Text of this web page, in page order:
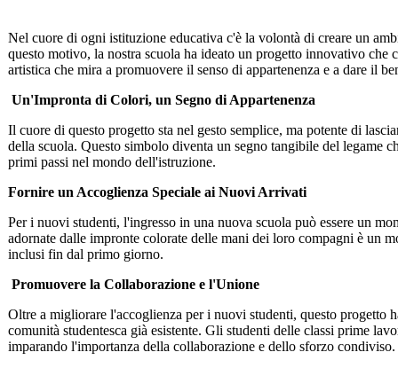
Nel cuore di ogni istituzione educativa c'è la volontà di creare un
questo motivo, la nostra scuola ha ideato un progetto innovativo
artistica che mira a promuovere il senso di appartenenza e a dare il
Un'Impronta di Colori, un Segno di Appartenenza
Il cuore di questo progetto sta nel gesto semplice, ma potente di
della scuola. Questo simbolo diventa un segno tangibile del legame
primi passi nel mondo dell'istruzione.
Fornire un Accoglienza Speciale ai Nuovi Arrivati
Per i nuovi studenti, l'ingresso in una nuova scuola può essere un
adornate dalle impronte colorate delle mani dei loro compagni è un
inclusi fin dal primo giorno.
Promuovere la Collaborazione e l'Unione
Oltre a migliorare l'accoglienza per i nuovi studenti, questo progetto
comunità studentesca già esistente. Gli studenti delle classi prime
imparando l'importanza della collaborazione e dello sforzo condiviso.